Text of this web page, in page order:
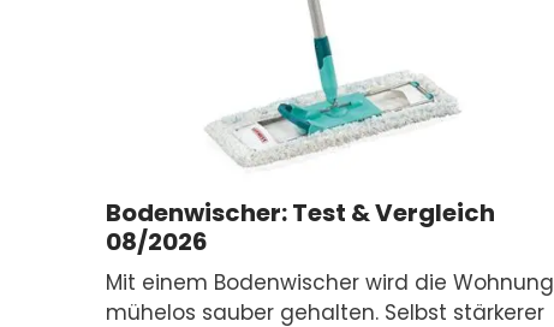
Bodenwischer: Test & Vergleich
08/2026
Mit einem Bodenwischer wird die Wohnung
mühelos sauber gehalten. Selbst stärkerer